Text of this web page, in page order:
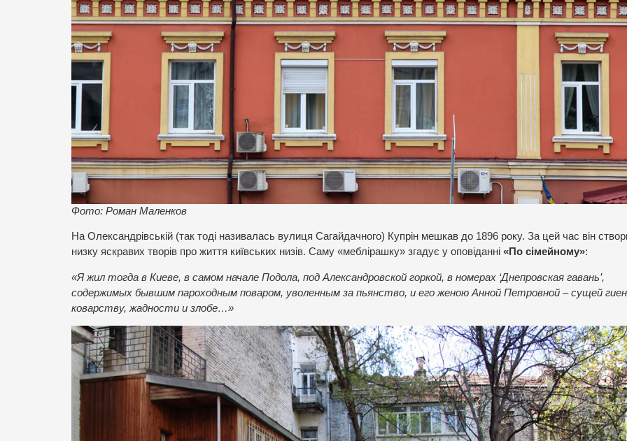
Фото: Роман Маленков
На Олександрівській (так тоді називалась вулиця Сагайдачного) Купрін мешкав до 1896 року. За цей час він
низку яскравих творів про життя київських низів. Саму «меблірашку» згадує у оповіданні «По сімейному»:
«Я жил тогда в Киеве, в самом начале Подола, под Александровской горкой, в номерах ‘Днепровская гавань’,
содержимых бывшим пароходным поваром, уволенным за пьянство, и его женою Анной Петровной – сущей
коварству, жадности и злобе…»